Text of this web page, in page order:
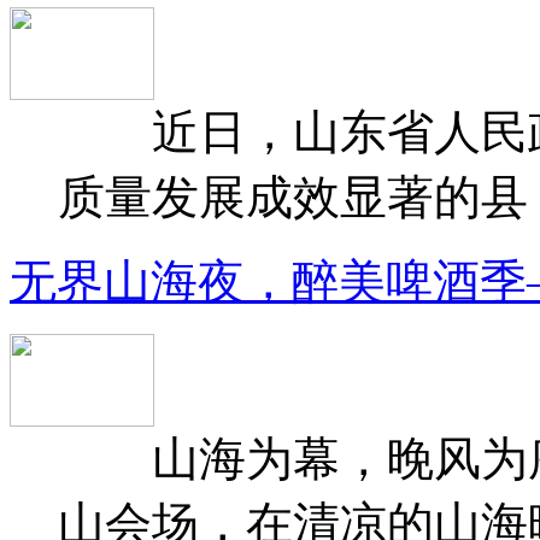
近日，山东省人民
质量发展成效显著的
无界山海夜，醉美啤酒
山海为幕，晚风为
山会场，在清凉的山